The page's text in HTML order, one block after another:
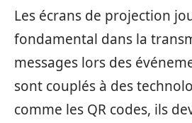
Les écrans de projection
fondamental dans la
messages lors des
sont couplés à des
comme les QR codes, ils